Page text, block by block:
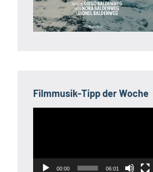
Filmmusik-Tipp der Woche
00:00 06:01